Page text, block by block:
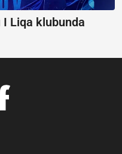
I Liqa klubunda